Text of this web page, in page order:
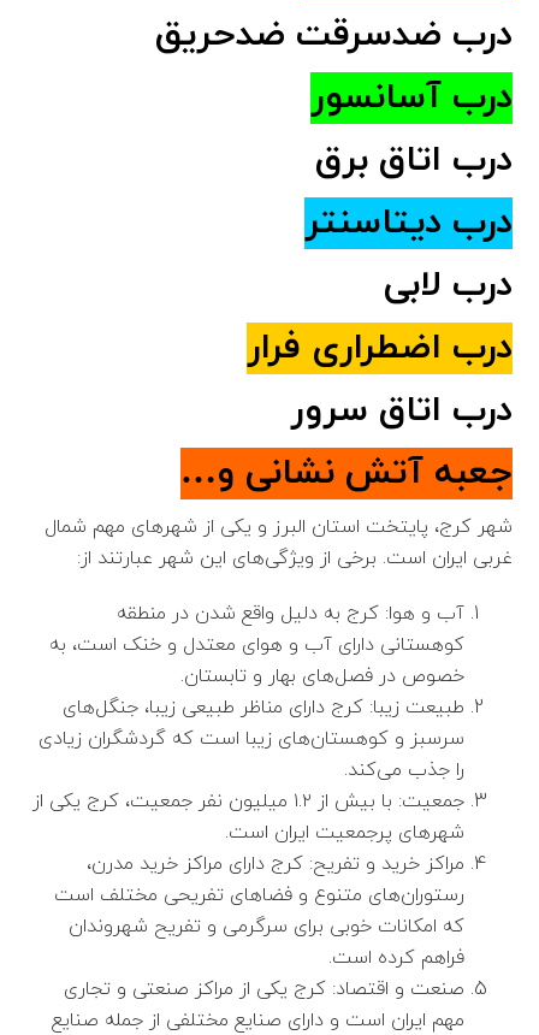
درب ضدسرقت ضدحریق
درب آسانسور
درب اتاق برق
درب دیتاسنتر
درب لابی
درب اضطراری فرار
درب اتاق سرور
جعبه آتش نشانی و…
شهر کرج، پایتخت استان البرز و یکی از شهرهای مهم شمال
غربی ایران است. برخی از ویژگی‌های این شهر عبارتند از:
آب و هوا: کرج به دلیل واقع شدن در منطقه
کوهستانی دارای آب و هوای معتدل و خنک است، به
خصوص در فصل‌های بهار و تابستان.
طبیعت زیبا: کرج دارای مناظر طبیعی زیبا، جنگل‌های
سرسبز و کوهستان‌های زیبا است که گردشگران زیادی
را جذب می‌کند.
جمعیت: با بیش از ۱.۲ میلیون نفر جمعیت، کرج یکی از
شهرهای پرجمعیت ایران است.
مراکز خرید و تفریح: کرج دارای مراکز خرید مدرن،
رستوران‌های متنوع و فضاهای تفریحی مختلف است
که امکانات خوبی برای سرگرمی و تفریح شهروندان
فراهم کرده است.
صنعت و اقتصاد: کرج یکی از مراکز صنعتی و تجاری
مهم ایران است و دارای صنایع مختلفی از جمله صنایع